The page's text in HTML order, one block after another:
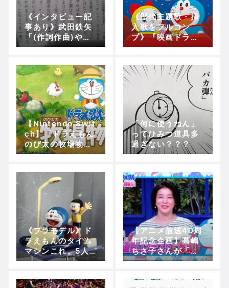
《インタビュー記
事あり》武田鉄矢
「(作詞作曲)やめ
させてくださいっ
生が”ダメで
す”と」
《歴代主題歌・挿
入歌をフルコン
プ》『映画ドラえ
もん うたの大全集
売！！(2月26日)
【Nintendo Swit
ch】「ドラえもん
のび太の牧場物
語」の無料体験版
配信開始！！
「何に使うねん」
ってひみつ道具多
過ぎない？？？
《プラモデル》ド
ラえもんのタイム
マシンこれ、5人も
乗れないよね…
【アニメ放送40周
年記念企画】高嶋
ちさ子さんが「ひ
みつ道具コンテス